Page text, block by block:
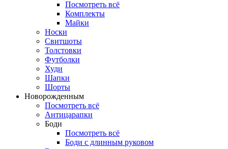
Посмотреть всё
Комплекты
Майки
Носки
Свитшоты
Толстовки
Футболки
Худи
Шапки
Шорты
Новорожденным
Посмотреть всё
Антицарапки
Боди
Посмотреть всё
Боди с длинным руковом